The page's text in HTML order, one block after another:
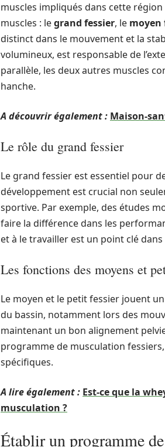
muscles impliqués dans cette
muscles : legrand fessier, le moyen
distinct dans le mouvement et la
volumineux, est responsable de
parallèle, les deux autres muscles
hanche.
A découvrir également : Maison-
Le rôle du grand fessier
Le grand fessier est essentiel pour
développement est crucial non
sportive. Par exemple, des études
faire la différence dans les
et à le travailler est un point clé
Les fonctions des moyens et
Le moyen et le petit fessier jouent
du bassin, notamment lors des
maintenant un bon alignement
programme de musculation
spécifiques.
A lire également : Est-ce que la
musculation ?
Établir un programme